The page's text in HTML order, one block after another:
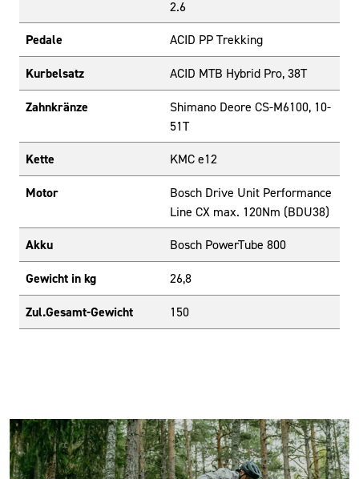
2.6
Pedale ACID PP Trekking
Kurbelsatz ACID MTB Hybrid Pro, 38T
Zahnkränze
Shimano Deore CS-M6100, 10-
51T
Kette KMC e12
Motor
Bosch Drive Unit Performance
Line CX max. 120Nm (BDU38)
Akku Bosch PowerTube 800
Gewicht in kg 26,8
Zul.Gesamt-Gewicht 150